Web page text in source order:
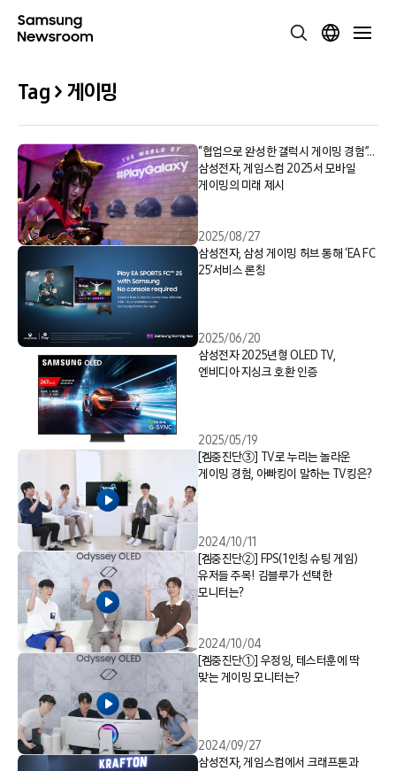
Tag > 게이밍
“협업으로 완성한 갤럭시 게이밍 경험”…
삼성전자, 게임스컴 2025서 모바일
게이밍의 미래 제시
2025/08/27
삼성전자, 삼성 게이밍 허브 통해 ‘EA FC
25’서비스 론칭
2025/06/20
삼성전자 2025년형 OLED TV,
엔비디아 지싱크 호환 인증
2025/05/19
[겜중진단③] TV로 누리는 놀라운
게이밍 경험, 아빠킹이 말하는 TV킹은?
2024/10/11
[겜중진단②] FPS(1인칭 슈팅 게임)
유저들 주목! 김블루가 선택한
모니터는?
2024/10/04
[겜중진단①] 우정잉, 테스터훈에 딱
맞는 게이밍 모니터는?
2024/09/27
삼성전자, 게임스컴에서 크래프톤과